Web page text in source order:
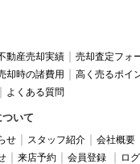
動産売却実績 売却査定フォ
却時の諸費用
高く売るポイ
よくある質問
いて
せ スタッフ紹介 会社概要
来店予約 会員登録
ロ